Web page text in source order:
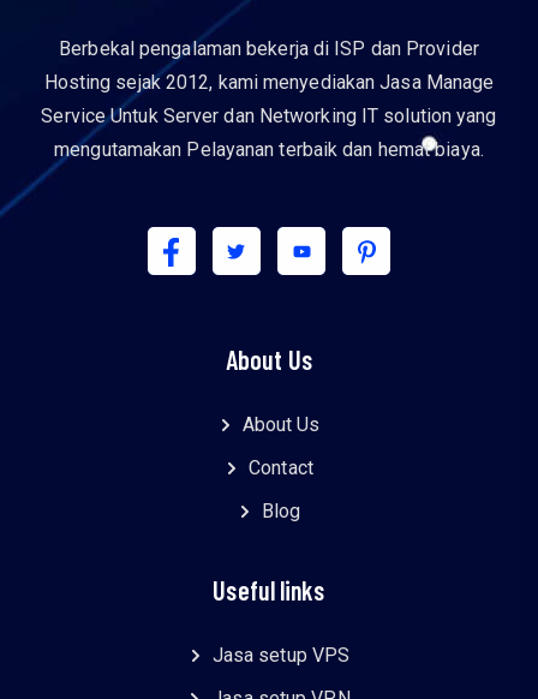
Berbekal pengalaman bekerja di ISP dan Provider
Hosting sejak 2012, kami menyediakan Jasa Manage
Service Untuk Server dan Networking IT solution yang
mengutamakan Pelayanan terbaik dan hemat biaya.
About Us
About Us
Contact
Blog
Useful links
Jasa setup VPS